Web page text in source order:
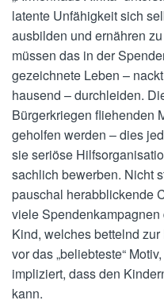
latente Unfähigkeit sich
ausbilden und ernähren
müssen das in der
gezeichnete Leben –
hausend – durchleiden.
Bürgerkriegen fliehenden
geholfen werden – dies
sie seriöse
sachlich bewerben. Nicht
pauschal herabblickende
viele
Kind, welches bettelnd zur
vor das „beliebteste“
impliziert, dass den
kann.